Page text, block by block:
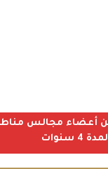
أعضاء مجالس
سنوات